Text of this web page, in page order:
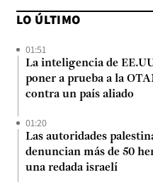
LO ÚLTIMO
01:51
La inteligencia de
poner a prueba a la
contra un país aliado
01:20
Las autoridades
denuncian más de 50
una redada israelí